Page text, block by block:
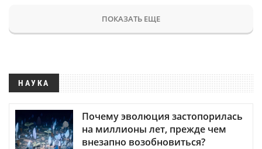
ПОКАЗАТЬ ЕЩЕ
НАУКА
Почему эволюция застопорилась
на миллионы лет, прежде чем
внезапно возобновиться?